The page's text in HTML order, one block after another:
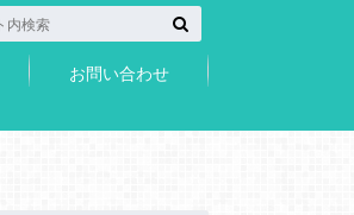
お問い合わせ